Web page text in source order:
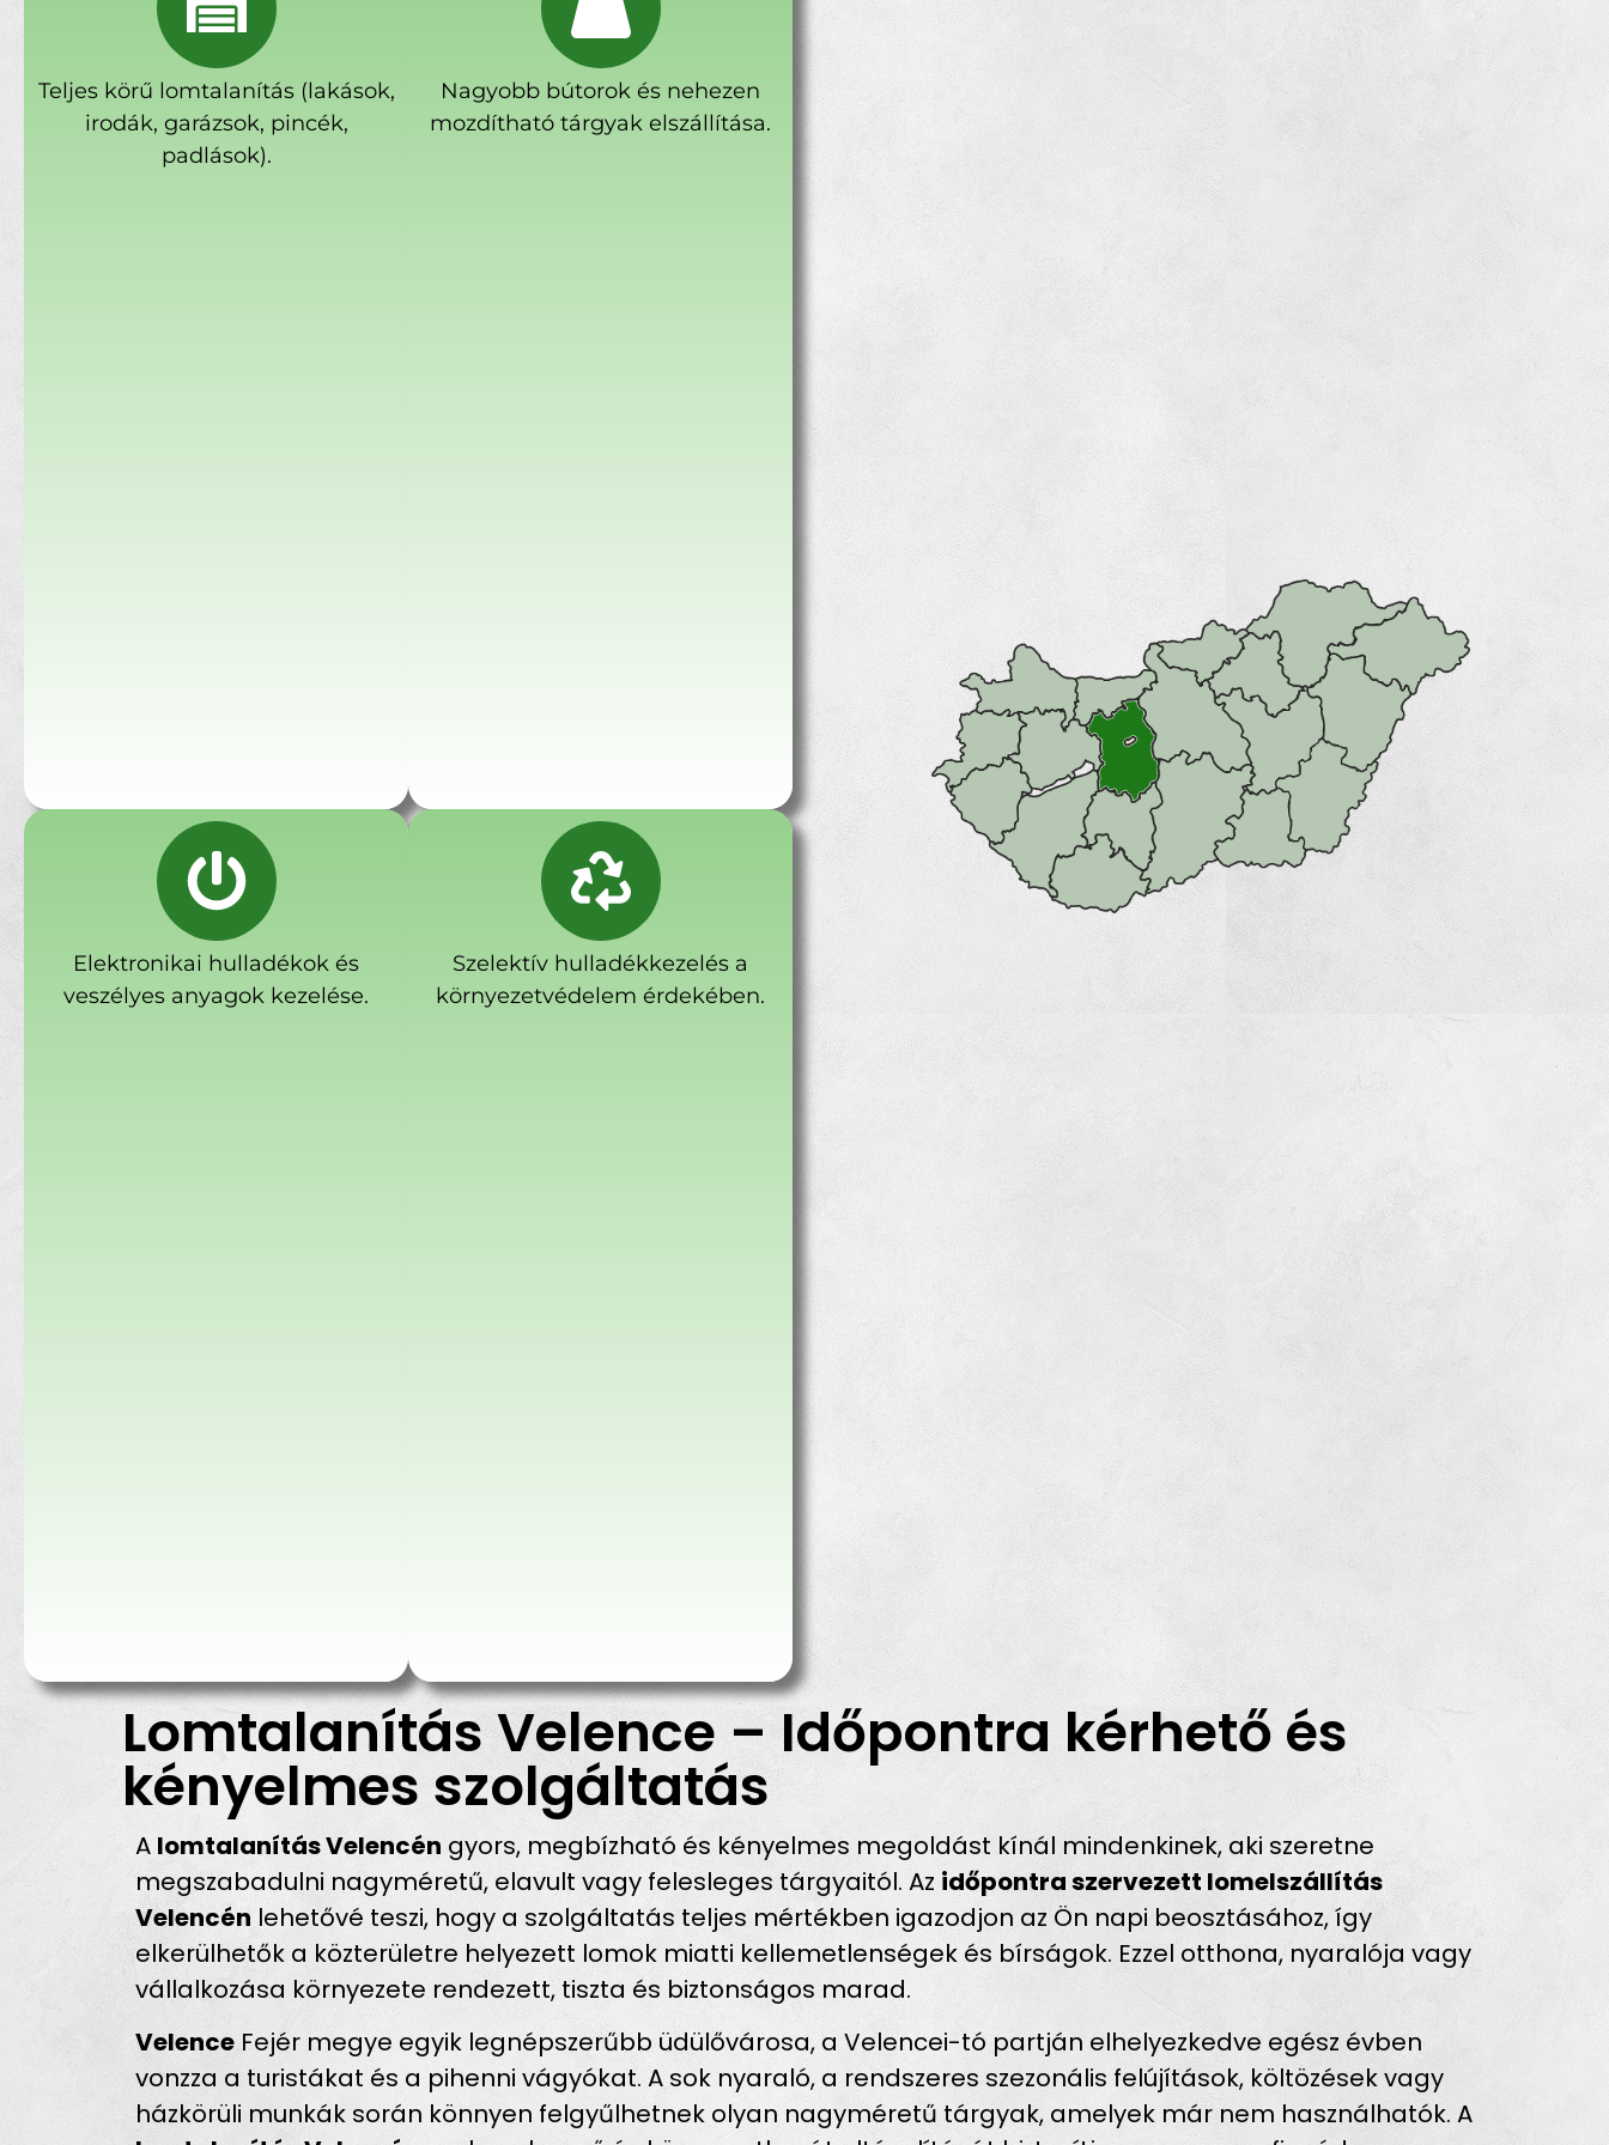
Teljes körű lomtalanítás (lakások,
irodák, garázsok, pincék,
padlások).
Nagyobb bútorok és nehezen
mozdítható tárgyak elszállítása.
Elektronikai hulladékok és
veszélyes anyagok kezelése.
Szelektív hulladékkezelés a
környezetvédelem érdekében.
Lomtalanítás Velence – Időpontra kérhető és
kényelmes szolgáltatás
A lomtalanítás Velencén gyors, megbízható és kényelmes megoldást kínál mindenkinek, aki szeretne
megszabadulni nagyméretű, elavult vagy felesleges tárgyaitól. Az időpontra szervezett lomelszállítás
Velencén lehetővé teszi, hogy a szolgáltatás teljes mértékben igazodjon az Ön napi beosztásához, így
elkerülhetők a közterületre helyezett lomok miatti kellemetlenségek és bírságok. Ezzel otthona, nyaralója vagy
vállalkozása környezete rendezett, tiszta és biztonságos marad.
Velence Fejér megye egyik legnépszerűbb üdülővárosa, a Velencei-tó partján elhelyezkedve egész évben
vonzza a turistákat és a pihenni vágyókat. A sok nyaraló, a rendszeres szezonális felújítások, költözések vagy
házkörüli munkák során könnyen felgyűlhetnek olyan nagyméretű tárgyak, amelyek már nem használhatók. A